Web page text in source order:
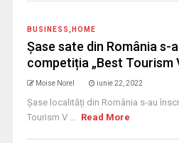
BUSINESS HOME
Șase sate din România s-
competiția „Best Tourism
Moise Norel iunie 22, 2022
Șase localități din România s-au
Tourism V ... Read More